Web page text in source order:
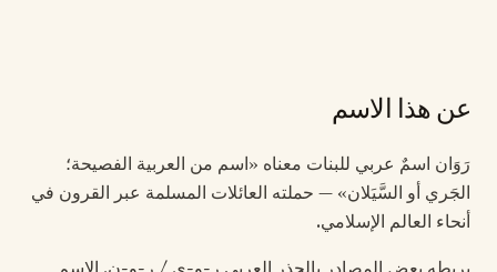
عن هذا الاسم
رَوَان اسمٌ عربي للبنات معناه «اسم من العربية الفصيحة؛
الجَري أو السَّيَلان» — حملته العائلات المسلمة عبر القرون في
أنحاء العالم الإسلامي.
يربطه بعض المصادر بالجذر العربي ر-و-ي / ر-و-ن. الاسم